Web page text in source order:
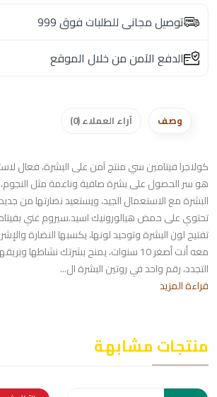
توصيل مجانى للطلبات فوق 999
الدفع الآمن من خلال الموقع
وصف آراء العملاء (0)
كولاجرا فيتامين سي منتج آمن على البشرة، فعال
هو سر الحصول على بشرة صافية وناعمة مثل النجوم،
البشرة مع الاستعمال الجيد، ويستعيد نضارتها من
تحتوي على حمض هيالورونيك اسيد.سيروم غني
تفتيح لون البشرة وتوحيد لونها، يكسبها النضارة
معه أنت أصغر 10 سنوات، يمنح بشرتك نشاطها
التجدد، رقم واحد في روتين البشرة ال...
قراءة المزيد
منتجات مشابهة